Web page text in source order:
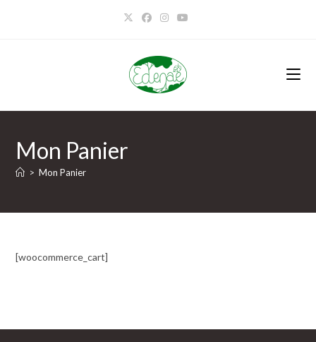
Mon Panier
> Mon Panier
[woocommerce_cart]